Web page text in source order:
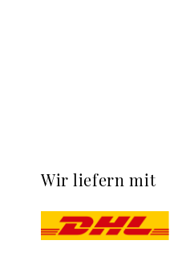
Wir liefern mit